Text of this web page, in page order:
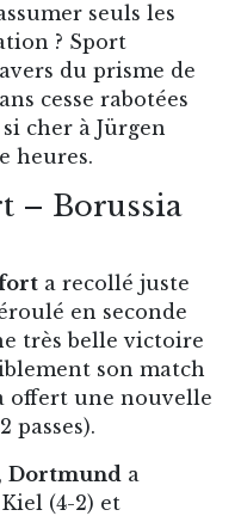
seuls les
? Sport
du prisme de
cesse rabotées
cher à Jürgen
heures.
– Borussia
a recollé juste
en seconde
très belle victoire
son match
offert une nouvelle
passes).
Dortmund a
(4-2) et